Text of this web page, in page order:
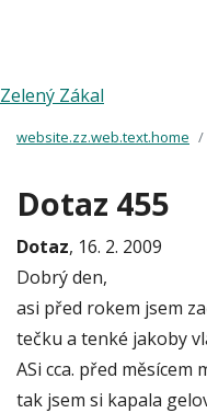
Zelený Zákal
website.zz.web.text.home
Dotaz 455
Dotaz, 16. 2. 2009
Dobrý den,
asi před rokem jsem
tečku a tenké jakoby
ASi cca. před
tak jsem si kapala